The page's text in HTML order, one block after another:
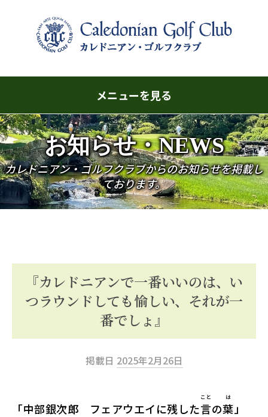
メニューを見る
コ
ン
テ
ン
ツ
お知らせ・NEWS
カレドニアン・ゴルフクラブからのお知らせを掲載し
ております。
『カレドニアンで一番いいのは、い
つラウンドしても愉しい、それが一
番でしょ』
掲載日 2025年2月26日
「中部銀次郎 フェアウエイに残した言
こと
の葉
は
」